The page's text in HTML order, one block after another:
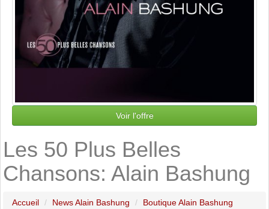
Voir l'offre
Les 50 Plus Belles
Chansons: Alain Bashung
Accueil News Alain Bashung
Boutique Alain Bashung